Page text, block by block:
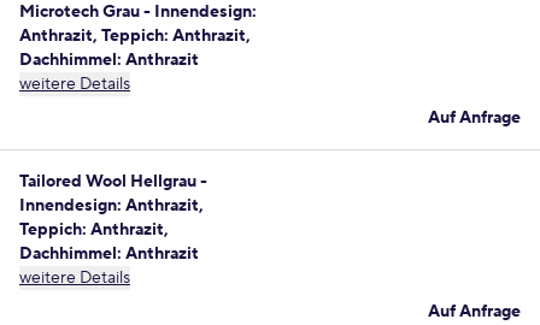
Microtech Grau - Innendesign:
Anthrazit, Teppich: Anthrazit,
Dachhimmel: Anthrazit
weitere Details
Auf Anfrage
Tailored Wool Hellgrau -
Innendesign: Anthrazit,
Teppich: Anthrazit,
Dachhimmel: Anthrazit
weitere Details
Auf Anfrage